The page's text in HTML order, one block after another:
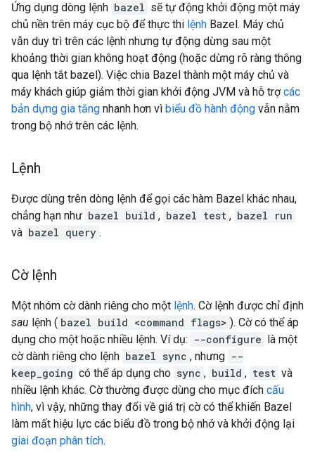
Ứng dụng dòng lệnh bazel sẽ tự động khởi động một máy
chủ nền trên máy cục bộ để thực thi lệnh Bazel. Máy chủ
vẫn duy trì trên các lệnh nhưng tự động dừng sau một
khoảng thời gian không hoạt động (hoặc dừng rõ ràng thông
qua lệnh tắt bazel). Việc chia Bazel thành một máy chủ và
máy khách giúp giảm thời gian khởi động JVM và hỗ trợcác
bản dựng gia tăng nhanh hơn vì biểu đồ hành động vẫn nằm
trong bộ nhớ trên các lệnh.
Lệnh
Được dùng trên dòng lệnh để gọi các hàm Bazel khác nhau,
chẳng hạn như bazel build , bazel test , bazel run
và bazel query .
Cờ lệnh
Một nhóm cờ dành riêng cho một lệnh. Cờ lệnh được chỉ định
sau lệnh ( bazel build <command flags> ). Cờ có thể áp
dụng cho một hoặc nhiều lệnh. Ví dụ: --configure là một
cờ dành riêng cho lệnh bazel sync , nhưng --
keep_going có thể áp dụng cho sync , build , test và
nhiều lệnh khác. Cờ thường được dùng cho mục đích cấu
hình, vì vậy, những thay đổi về giá trị cờ có thể khiến Bazel
làm mất hiệu lực các biểu đồ trong bộ nhớ và khởi động lại
giai đoạn phân tích.